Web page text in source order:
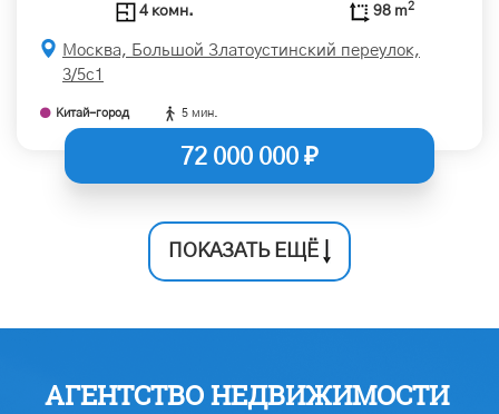
4 комн. 98 m2
Москва, Большой Златоустинский переулок,
3/5с1
Китай-город 5 мин.
72 000 000 ₽
ПОКАЗАТЬ ЕЩЁ
АГЕНТСТВО НЕДВИЖИМОСТИ